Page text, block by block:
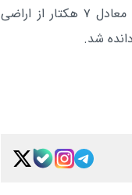
۱۱ قانون اراضی مستحدث و اراضی ساحلی، حدود ۷۰ هزار متر مربع معادل ۷ هکتار از اراضی